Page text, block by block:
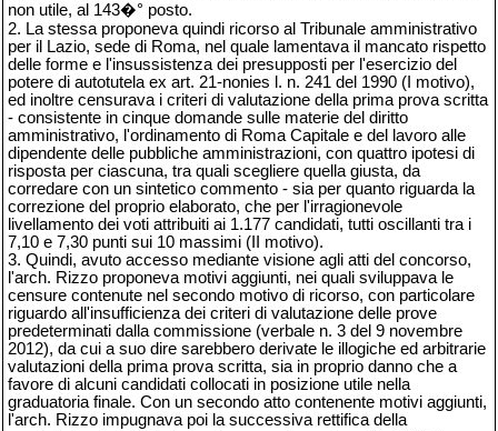
non utile, al 143�° posto.
2. La stessa proponeva quindi ricorso al Tribunale amministrativo
per il Lazio, sede di Roma, nel quale lamentava il mancato rispetto
delle forme e l'insussistenza dei presupposti per l'esercizio del
potere di autotutela ex art. 21-nonies l. n. 241 del 1990 (I motivo),
ed inoltre censurava i criteri di valutazione della prima prova scritta
- consistente in cinque domande sulle materie del diritto
amministrativo, l'ordinamento di Roma Capitale e del lavoro alle
dipendente delle pubbliche amministrazioni, con quattro ipotesi di
risposta per ciascuna, tra quali scegliere quella giusta, da
corredare con un sintetico commento - sia per quanto riguarda la
correzione del proprio elaborato, che per l'irragionevole
livellamento dei voti attribuiti ai 1.177 candidati, tutti oscillanti tra i
7,10 e 7,30 punti sui 10 massimi (II motivo).
3. Quindi, avuto accesso mediante visione agli atti del concorso,
l'arch. Rizzo proponeva motivi aggiunti, nei quali sviluppava le
censure contenute nel secondo motivo di ricorso, con particolare
riguardo all'insufficienza dei criteri di valutazione delle prove
predeterminati dalla commissione (verbale n. 3 del 9 novembre
2012), da cui a suo dire sarebbero derivate le illogiche ed arbitrarie
valutazioni della prima prova scritta, sia in proprio danno che a
favore di alcuni candidati collocati in posizione utile nella
graduatoria finale. Con un secondo atto contenente motivi aggiunti,
l'arch. Rizzo impugnava poi la successiva rettifica della